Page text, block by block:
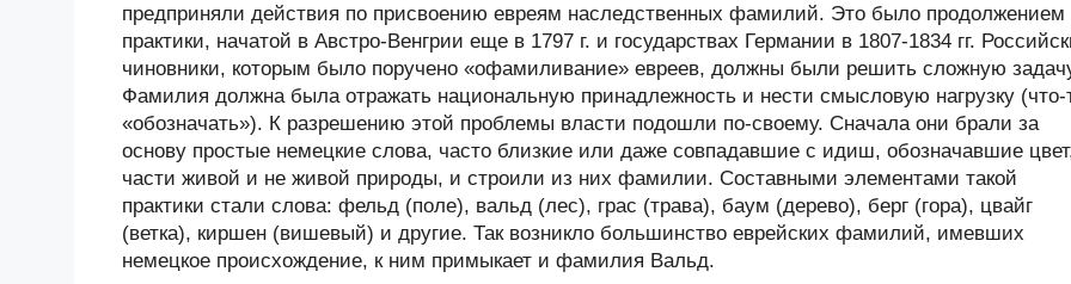
предприняли действия по присвоению евреям наследственных фамилий. Это было продолжением
практики, начатой в Австро-Венгрии еще в 1797 г. и государствах Германии в 1807-1834 гг.
чиновники, которым было поручено «офамиливание» евреев, должны были решить сложную
Фамилия должна была отражать национальную принадлежность и нести смысловую нагрузку (что-
«обозначать»). К разрешению этой проблемы власти подошли по-своему. Сначала они брали за
основу простые немецкие слова, часто близкие или даже совпадавшие с идиш, обозначавшие
части живой и не живой природы, и строили из них фамилии. Составными элементами такой
практики стали слова: фельд (поле), вальд (лес), грас (трава), баум (дерево), берг (гора), цвайг
(ветка), киршен (вишевый) и другие. Так возникло большинство еврейских фамилий, имевших
немецкое происхождение, к ним примыкает и фамилия Вальд.